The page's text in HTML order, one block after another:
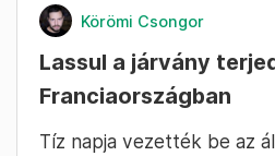
Körömi Csongor
Lassul a járvány
Franciaországban
Tíz napja vezették be az